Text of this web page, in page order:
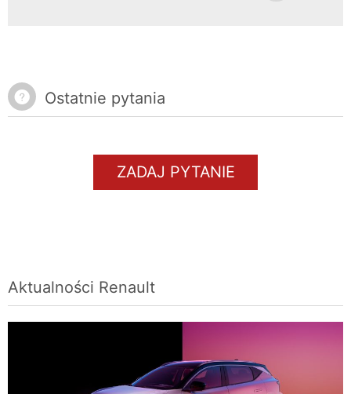
Ostatnie pytania
ZADAJ PYTANIE
Aktualności Renault